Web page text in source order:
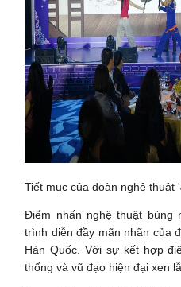
Tiết mục của đoàn nghệ thuật
Điểm nhấn nghệ thuật bùng
trình diễn đầy mãn nhãn của
Hàn Quốc. Với sự kết hợp
thống và vũ đạo hiện đại xen